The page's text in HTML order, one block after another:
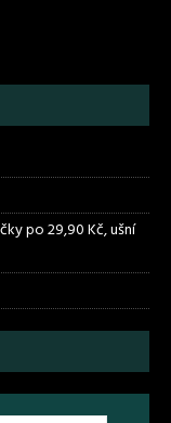
po 29,90 Kč, ušní